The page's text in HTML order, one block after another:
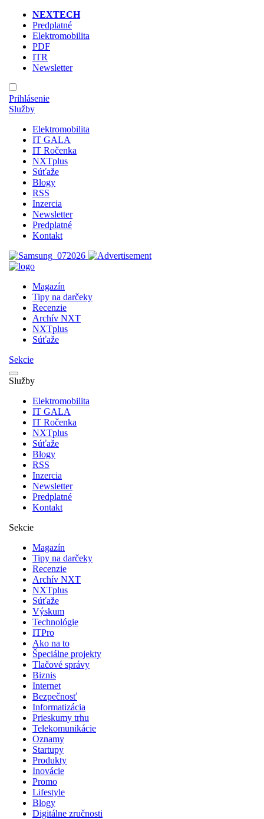
NEXTECH
Predplatné
Elektromobilita
PDF
ITR
Newsletter
Prihlásenie
Služby
Elektromobilita
IT GALA
IT Ročenka
NXTplus
Súťaže
Blogy
RSS
Inzercia
Newsletter
Predplatné
Kontakt
Magazín
Tipy na darčeky
Recenzie
Archív NXT
NXTplus
Súťaže
Sekcie
Služby
Elektromobilita
IT GALA
IT Ročenka
NXTplus
Súťaže
Blogy
RSS
Inzercia
Newsletter
Predplatné
Kontakt
Sekcie
Magazín
Tipy na darčeky
Recenzie
Archív NXT
NXTplus
Súťaže
Výskum
Technológie
ITPro
Ako na to
Špeciálne projekty
Tlačové správy
Biznis
Internet
Bezpečnosť
Informatizácia
Prieskumy trhu
Telekomunikácie
Oznamy
Startupy
Produkty
Inovácie
Promo
Lifestyle
Blogy
Digitálne zručnosti